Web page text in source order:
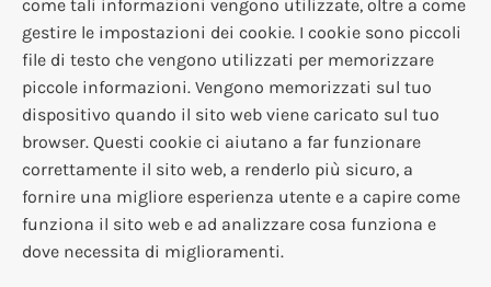
come tali informazioni vengono utilizzate, oltre a come
gestire le impostazioni dei cookie. I cookie sono piccoli
file di testo che vengono utilizzati per memorizzare
piccole informazioni. Vengono memorizzati sul tuo
dispositivo quando il sito web viene caricato sul tuo
browser. Questi cookie ci aiutano a far funzionare
correttamente il sito web, a renderlo più sicuro, a
fornire una migliore esperienza utente e a capire come
funziona il sito web e ad analizzare cosa funziona e
dove necessita di miglioramenti.